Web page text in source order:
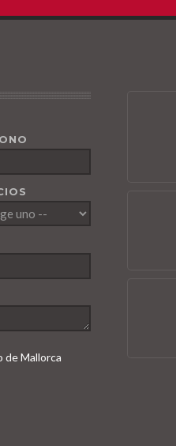
de Mallorca